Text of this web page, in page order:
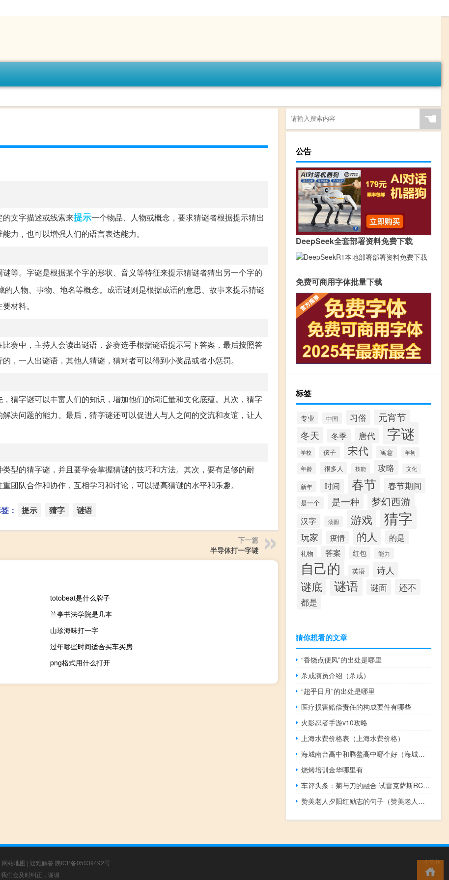
文字描述或线索来提示一个物品、人物或概念，要求猜谜者根据提示猜出
力，也可以增强人们的语言表达能力。
等。字谜是根据某个字的形状、音义等特征来提示猜谜者猜出另一个字的
人物、事物、地名等概念。成语谜则是根据成语的意思、故事来提示猜谜
材料。
赛中，主持人会读出谜语，参赛选手根据谜语提示写下答案，最后按照答
，一人出谜语，其他人猜谜，猜对者可以得到小奖品或者小惩罚。
猜字谜可以丰富人们的知识，增加他们的词汇量和文化底蕴。其次，猜字
决问题的能力。最后，猜字谜还可以促进人与人之间的交流和友谊，让人
型的猜字谜，并且要学会掌握猜谜的技巧和方法。其次，要有足够的耐
团队合作和协作，互相学习和讨论，可以提高猜谜的水平和乐趣。
： 提示 猜字 谜语
下一篇
半导体打一字谜
totobeat是什么牌子
兰亭书法学院是几本
山珍海味打一字
过年哪些时间适合买车买房
png格式用什么打开
☚
公告
DeepSeek全套部署资料免费下载
免费可商用字体批量下载
标签
专业 中国 习俗 元宵节
冬天 冬季 唐代 字谜
学校 孩子 宋代 寓意 年初
年龄 很多人 技能 攻略 文化
新年 时间 春节 春节期间
是一个 是一种 梦幻西游
汉字 汤圆 游戏 猜字
玩家 疫情 的人 的是
礼物 答案 红包 能力
自己的 英语 诗人
谜底 谜语 谜面 还不
都是
猜你想看的文章
“香饶点便风”的出处是哪里
杀戒演员介绍（杀戒）
“超乎日月”的出处是哪里
医疗损害赔偿责任的构成要件有哪些
火影忍者手游v10攻略
上海水费价格表（上海水费价格）
海城南台高中和腾鳌高中哪个好（海城南台高中）
烧烤培训金华哪里有
车评头条：菊与刀的融合 试雷克萨斯RC 200t F SPORT
赞美老人夕阳红励志的句子（赞美老人夕阳红的诗句）
网站地图 | 疑难解答 陕ICP备05039492号
们会及时纠正，谢谢
小男孩